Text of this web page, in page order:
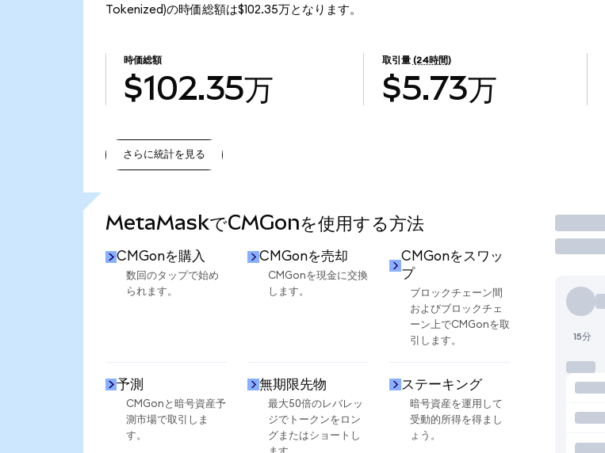
Tokenized)の時価総額は$102.35万となります。
時価総額
$102.35万
取引量 (24時間)
$5.73万
さらに統計を見る
MetaMaskでCMGonを使用する方法
CMGonを購入
数回のタップで始め
られます。
CMGonを売却
CMGonを現金に交換
します。
CMGonをスワッ
プ
ブロックチェーン間
およびブロックチェ
ーン上でCMGonを取
引します。
予測
CMGonと暗号資産予
測市場で取引しま
す。
無期限先物
最大50倍のレバレッ
ジでトークンをロン
グまたはショートし
ステーキング
暗号資産を運用して
受動的所得を得まし
ょう。
取引
15分